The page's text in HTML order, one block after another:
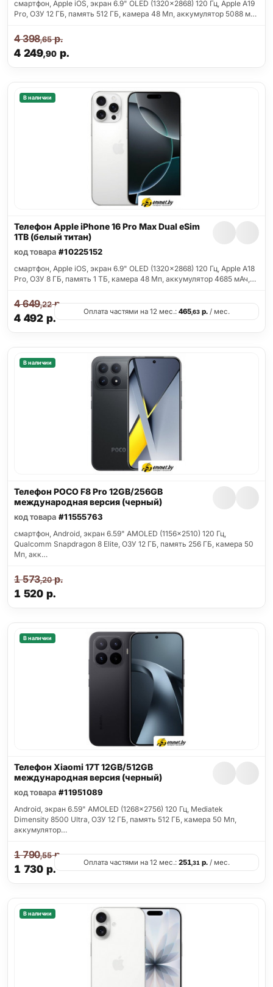
смартфон, Apple iOS, экран 6.9" OLED (1320x2868) 120 Гц, Apple A19
Pro, ОЗУ 12 ГБ, память 512 ГБ, камера 48 Мп, аккумулятор 5088 м…
4 249,90 р.
4 398,65р.
В наличии
Телефон Apple iPhone 16 Pro Max Dual eSim
1TB (белый титан)
код товара #10225152
смартфон, Apple iOS, экран 6.9" OLED (1320x2868) 120 Гц, Apple A18
Pro, ОЗУ 8 ГБ, память 1 ТБ, камера 48 Мп, аккумулятор 4685 мАч,…
4 492 р.
4 649,22р.
Оплата частями на 12 мес.: 465,63 р. / мес.
В наличии
Телефон POCO F8 Pro 12GB/256GB
международная версия (черный)
код товара #11555763
смартфон, Android, экран 6.59" AMOLED (1156x2510) 120 Гц,
Qualcomm Snapdragon 8 Elite, ОЗУ 12 ГБ, память 256 ГБ, камера 50
Мп, акк…
1 520 р.
1 573,20р.
В наличии
Телефон Xiaomi 17T 12GB/512GB
международная версия (черный)
код товара #11951089
Android, экран 6.59" AMOLED (1268x2756) 120 Гц, Mediatek
Dimensity 8500 Ultra, ОЗУ 12 ГБ, память 512 ГБ, камера 50 Мп,
аккумулятор…
1 730 р.
1 790,55р.
Оплата частями на 12 мес.: 251,31 р. / мес.
В наличии